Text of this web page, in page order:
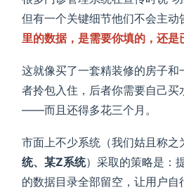
但有一个关键细节他们不会主动
里的数据，是需要你填的，还是
这就像买了一套精装修的房子和
者拎包入住，后者你需要自己买
——而且还得多花三个月。
市面上不少系统（我们姑且称之
统、某Z系统）采取的策略是：
的数据目录全部留空，让用户自